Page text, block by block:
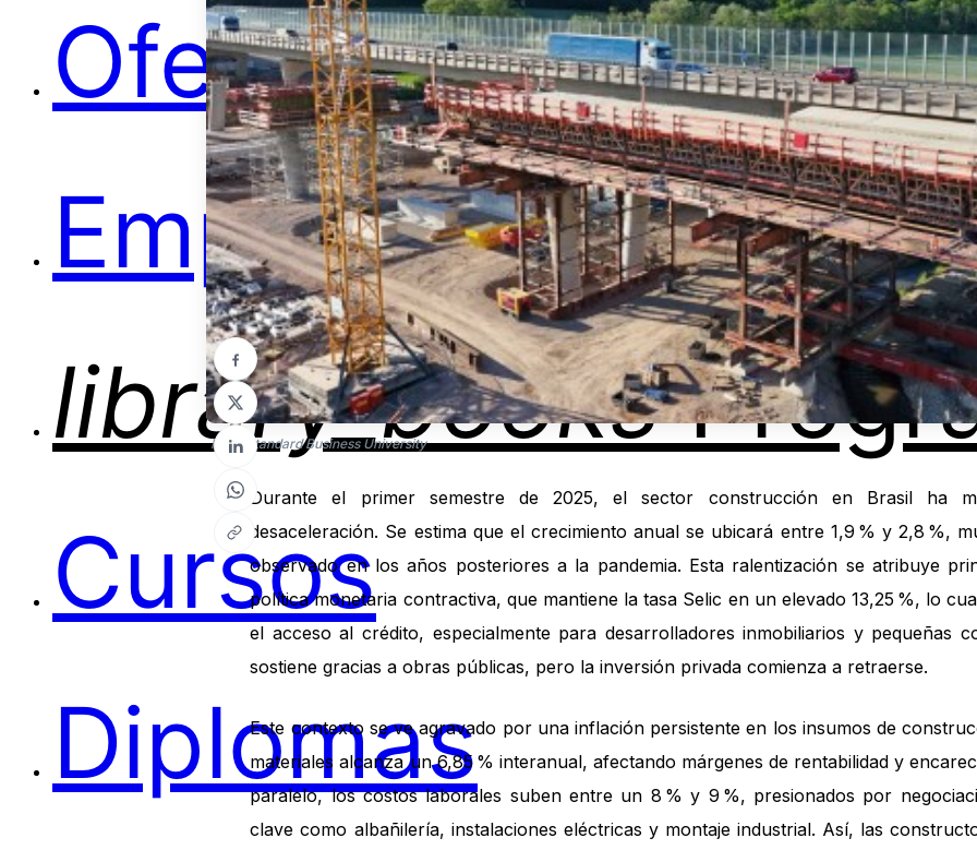
Ofertas
Empleos
library_books
Cursos
Diplomas
Foto: Standard Business University
Durante el primer semestre de 2025, el sector construcción en Brasil ha
desaceleración. Se estima que el crecimiento anual se ubicará entre 1,9 % y 2,8 %,
observado en los años posteriores a la pandemia. Esta ralentización se atribuye
política monetaria contractiva, que mantiene la tasa Selic en un elevado 13,25 %, lo
el acceso al crédito, especialmente para desarrolladores inmobiliarios y pequeñas
sostiene gracias a obras públicas, pero la inversión privada comienza a retraerse.
Este contexto se ve agravado por una inflación persistente en los insumos de
materiales alcanza un 6,85 % interanual, afectando márgenes de rentabilidad y
paralelo, los costos laborales suben entre un 8 % y 9 %, presionados por
clave como albañilería, instalaciones eléctricas y montaje industrial. Así, las